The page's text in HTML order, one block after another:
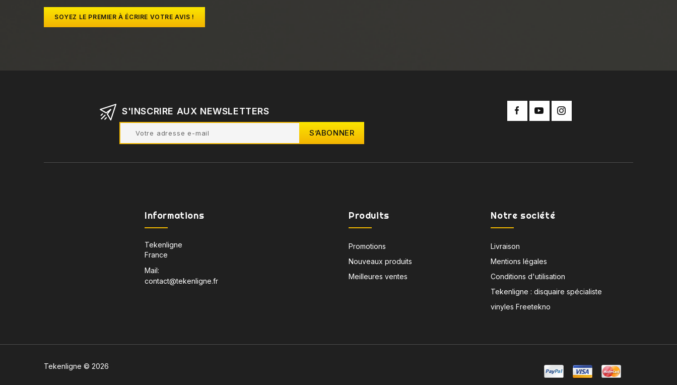
SOYEZ LE PREMIER À ÉCRIRE VOTRE AVIS !
S'INSCRIRE AUX NEWSLETTERS
Informations
Tekenligne
France
Mail:
contact@tekenligne.fr
Produits
Promotions
Nouveaux produits
Meilleures ventes
Notre société
Livraison
Mentions légales
Conditions d'utilisation
Tekenligne : disquaire spécialiste
vinyles Freetekno
Tekenligne © 2026